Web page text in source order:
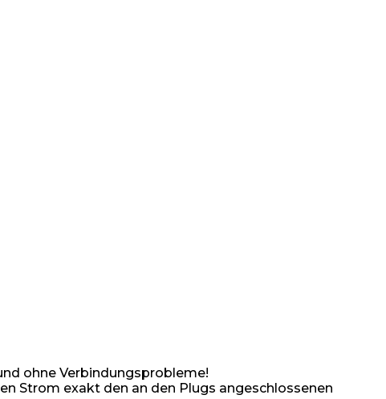
ohne Verbindungsprobleme!
Strom exakt den an den Plugs angeschlossenen